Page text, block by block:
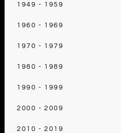
1949 - 1959
1960 - 1969
1970 - 1979
1980 - 1989
1990 - 1999
2000 - 2009
2010 - 2019